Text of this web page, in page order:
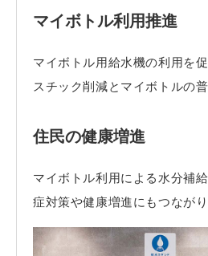
マイボトル利用推進
マイボトル用給水機の利用を
スチック削減とマイボトルの
住民の健康増進
マイボトル利用による水分補
症対策や健康増進にもつながり